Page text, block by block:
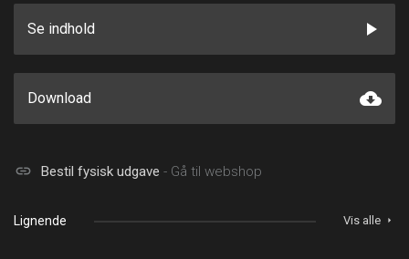
Se indhold play_arrow
Download cloud_download
link Bestil fysisk udgave - Gå til webshop
Lignende Vis alle arrow_right